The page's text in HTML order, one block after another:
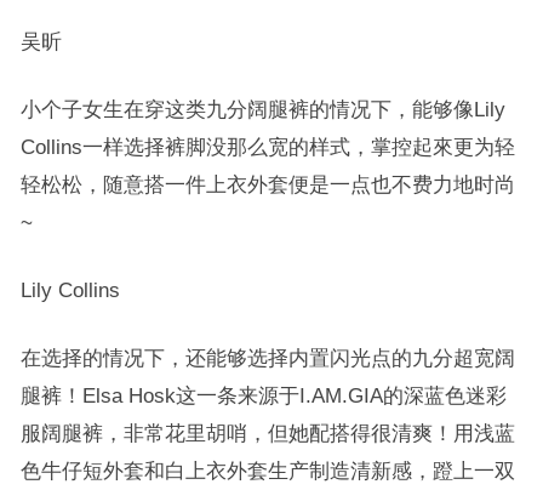
吴昕
小个子女生在穿这类九分阔腿裤的情况下，能够像Lily
Collins一样选择裤脚没那么宽的样式，掌控起來更为轻
轻松松，随意搭一件上衣外套便是一点也不费力地时尚
~
Lily Collins
在选择的情况下，还能够选择内置闪光点的九分超宽阔
腿裤！Elsa Hosk这一条来源于I.AM.GIA的深蓝色迷彩
服阔腿裤，非常花里胡哨，但她配搭得很清爽！用浅蓝
色牛仔短外套和白上衣外套生产制造清新感，蹬上一双